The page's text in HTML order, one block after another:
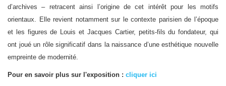
d’archives – retracent ainsi l’origine de cet intérêt pour les motifs
orientaux. Elle revient notamment sur le contexte parisien de l’époque
et les figures de Louis et Jacques Cartier, petits-fils du fondateur, qui
ont joué un rôle significatif dans la naissance d’une esthétique nouvelle
empreinte de modernité.
Pour en savoir plus sur l'exposition : cliquer ici